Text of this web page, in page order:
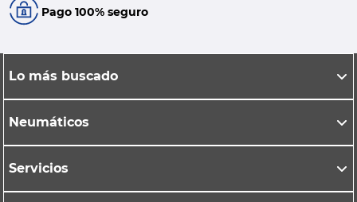
Pago 100% seguro
Lo más buscado
Neumáticos
Servicios